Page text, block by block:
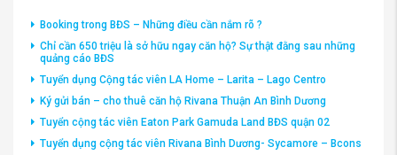
Booking trong BĐS – Những điều cần nắm rõ ?
Chỉ cần 650 triệu là sở hữu ngay căn hộ? Sự thật đằng sau những
quảng cáo BĐS
Tuyển dụng Cộng tác viên LA Home – Larita – Lago Centro
Ký gửi bán – cho thuê căn hộ Rivana Thuận An Bình Dương
Tuyển cộng tác viên Eaton Park Gamuda Land BĐS quận 02
Tuyển dụng cộng tác viên Rivana Bình Dương- Sycamore – Bcons